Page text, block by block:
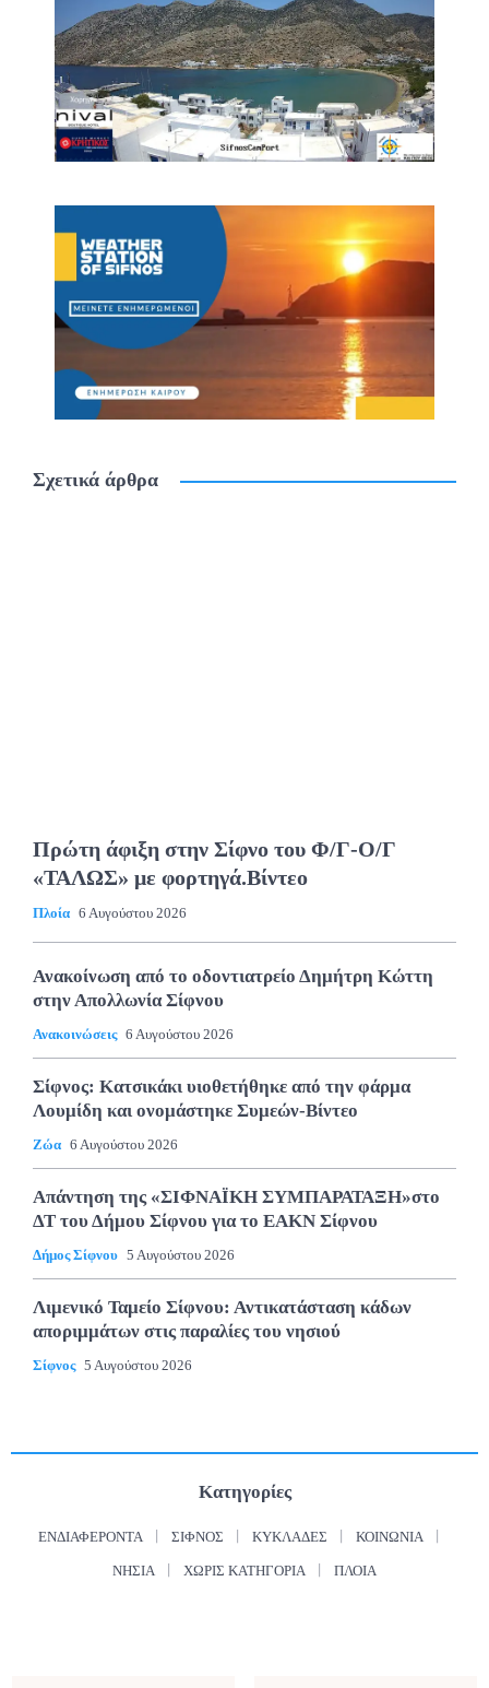
Σχετικά άρθρα
Πρώτη άφιξη στην Σίφνο του Φ/Γ-Ο/Γ
«ΤΑΛΩΣ» με φορτηγά.Βίντεο
Πλοία 6 Αυγούστου 2026
Ανακοίνωση από το οδοντιατρείο Δημήτρη Κώττη
στην Απολλωνία Σίφνου
Ανακοινώσεις 6 Αυγούστου 2026
Σίφνος: Κατσικάκι υιοθετήθηκε από την φάρμα
Λουμίδη και ονομάστηκε Συμεών-Βίντεο
Ζώα 6 Αυγούστου 2026
Απάντηση της «ΣΙΦΝΑΪΚΗ ΣΥΜΠΑΡΑΤΑΞΗ»στο
ΔΤ του Δήμου Σίφνου για το ΕΑΚΝ Σίφνου
Δήμος Σίφνου 5 Αυγούστου 2026
Λιμενικό Ταμείο Σίφνου: Αντικατάσταση κάδων
αποριμμάτων στις παραλίες του νησιού
Σίφνος 5 Αυγούστου 2026
Κατηγορίες
ΕΝΔΙΑΦΈΡΟΝΤΑ ΣΊΦΝΟΣ ΚΥΚΛΆΔΕΣ ΚΟΙΝΩΝΊΑ
ΝΗΣΙΆ ΧΩΡΊΣ ΚΑΤΗΓΟΡΊΑ ΠΛΟΊΑ